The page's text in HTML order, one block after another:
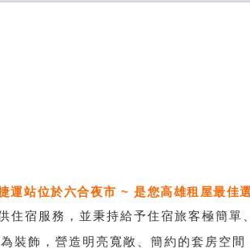
運站位於六合夜市 ~ 是您高雄租屋最佳
住宿服務，並秉持給予住宿旅客極簡單
裝飾，營造明亮寬敞、簡約的套房空間